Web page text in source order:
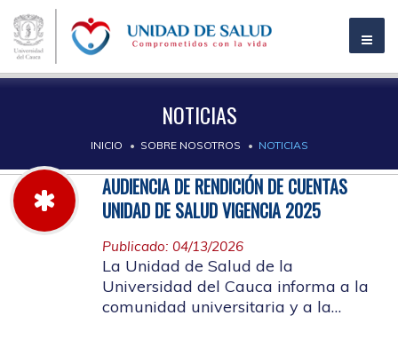
NOTICIAS
INICIO SOBRE NOSOTROS NOTICIAS
AUDIENCIA DE RENDICIÓN DE CUENTAS
UNIDAD DE SALUD VIGENCIA 2025
Publicado: 04/13/2026
La Unidad de Salud de la
Universidad del Cauca informa a la
comunidad universitaria y a la